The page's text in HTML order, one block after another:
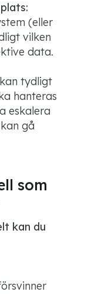
(eller
vilken
data.
tydligt
hanteras
eskalera
gå
som
kan du